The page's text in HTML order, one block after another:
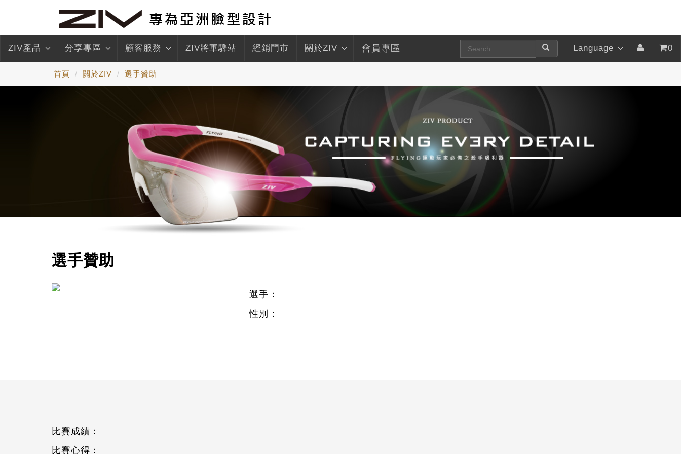
ZIV產品 分享專區 顧客服務 ZIV將軍驛站 經銷門市 關於ZIV 會員專區 Language 0
首頁 關於ZIV 選手贊助
選手贊助
選手：
性別：
比賽成績：
比賽心得：